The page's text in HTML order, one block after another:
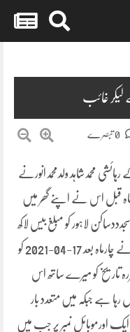
غائب
محمدشاہد ولدمحمدانورنے
قبل اس نے اپنے گھر میں
لاہور کو مبلغ بیس لاکھ
روپے بطورامانت حوالے کئے مذکورہ شخص اسجد نے چارماہ بعد 17-04-2021 کو
تاریخ کو میرے ساتھ اس
رہا ہے جبکہ میں متعدد بار
اورموبائل نمبر پر جب میں